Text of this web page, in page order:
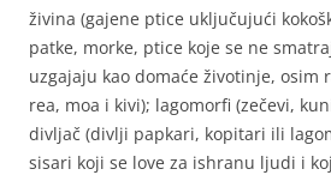
živina (gajene ptice uključujući
patke, morke, ptice koje se ne
uzgajaju kao domaće životinje, osim
rea, moa i kivi); lagomorfi (zečevi,
divljač (divlji papkari, kopitari ili
sisari koji se love za ishranu ljudi i